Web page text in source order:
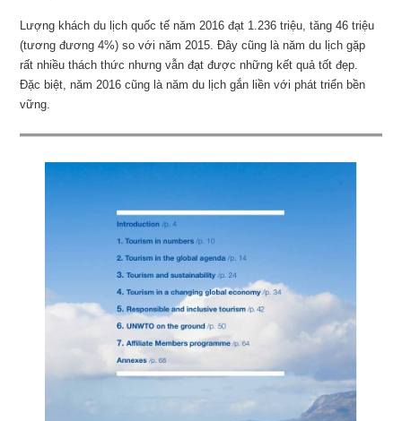
Lượng khách du lịch quốc tế năm 2016 đạt 1.236 triệu, tăng 46 triệu
(tương đương 4%) so với năm 2015. Đây cũng là năm du lịch gặp
rất nhiều thách thức nhưng vẫn đạt được những kết quả tốt đẹp.
Đặc biệt, năm 2016 cũng là năm du lịch gắn liền với phát triển bền
vững.